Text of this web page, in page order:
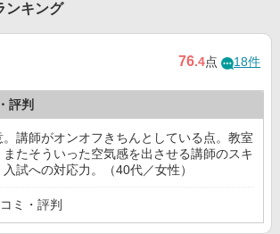
ンキング
76.4点 18件
評判
。講師がオンオフきちんとしている点。教室
またそういった空気感を出させる講師のスキ
試への対応力。（40代／女性）
ミ・評判